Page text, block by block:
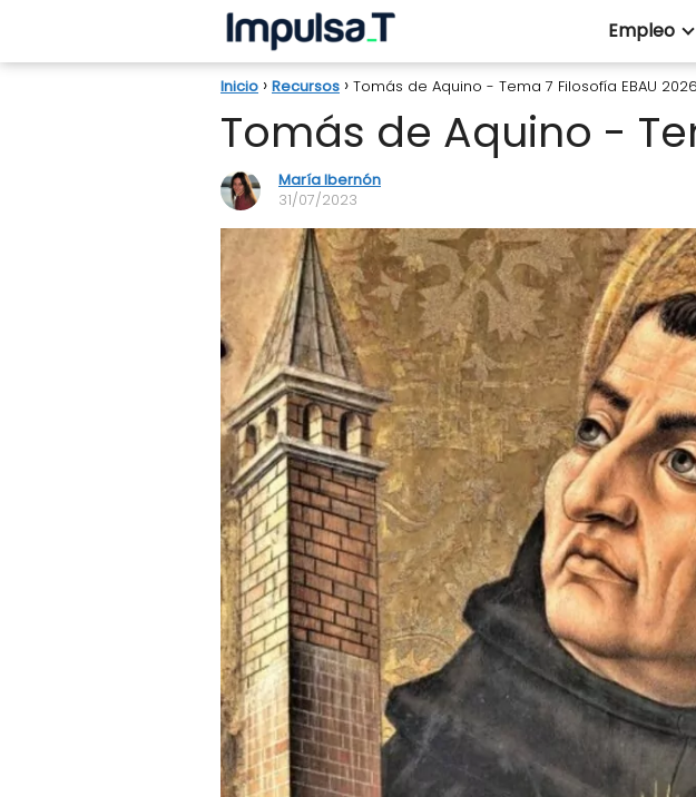
Empleo
Inicio Recursos Tomás de Aquino - Tema 7 Filosofía EBAU 2026
Tomás de Aquino -
María Ibernón
31/07/2023